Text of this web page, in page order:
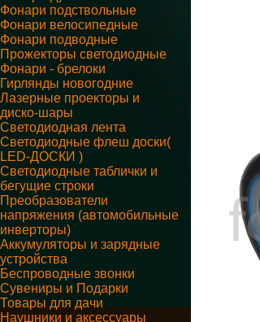
Фонари подствольные
Фонари велосипедные
Фонари подводные
Прожекторы светодиодные
Фонари - брелоки
Гирлянды новогодние
Лазерные проекторы и
диско-шары
Светодиодная лента
Светодиодные флеш доски(
LED-ДОСКИ )
Светодиодные таблички и
бегущие строки
Преобразователи
напряжения (автомобильные
инверторы)
Аккумуляторы и зарядные
устройства
Беспроводные звонки
Сувениры и Подарки
Товары для дачи
Наушники и аксессуары